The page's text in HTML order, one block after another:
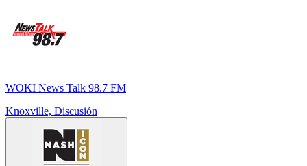
WOKI News Talk 98.7 FM
Knoxville, Discusión